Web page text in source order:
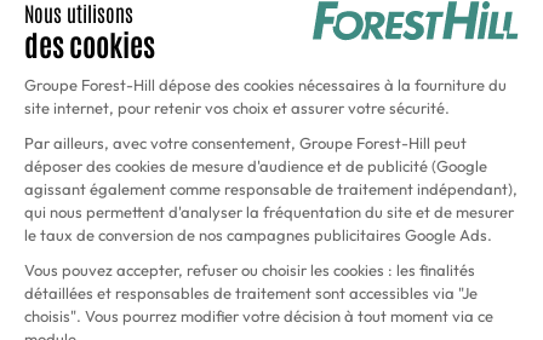
Groupe
Golf & Tennis du Haras de Jardy
Hôtel Forest Hill Meudon-Vélizy
Aquaboulevard